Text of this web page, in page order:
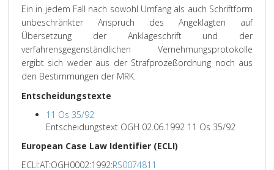
Ein in jedem Fall nach sowohl Umfang als auch Schriftform
unbeschränkter Anspruch des Angeklagten auf
Übersetzung der Anklageschrift und der
verfahrensgegenständlichen Vernehmungsprotokolle
ergibt sich weder aus der Strafprozeßordnung noch aus
den Bestimmungen der MRK.
Entscheidungstexte
11 Os 35/92
Entscheidungstext OGH 02.06.1992 11 Os 35/92
European Case Law Identifier (ECLI)
ECLI:AT:OGH0002:1992:RS0074811